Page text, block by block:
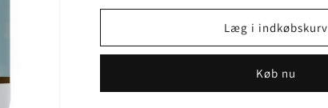
Læg i indkøbskurv
Køb nu